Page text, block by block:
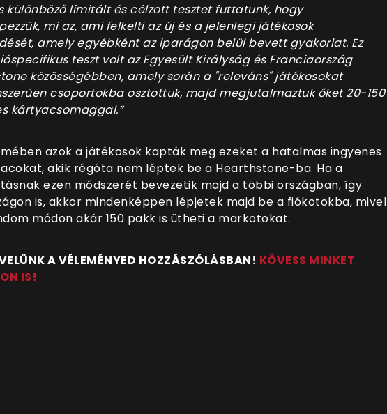
különböző limitált és célzott tesztet futtatunk, hogy
mi az, ami felkelti az új és a jelenlegi játékosok
amely egyébként az iparágon belül bevett gyakorlat. Ez
teszt volt az Egyesült Királyság és Franciaország
közösségébben, amely során a "releváns" játékosokat
csoportokba osztottuk, majd megjutalmaztuk őket 20-150
kártyacsomaggal.”
azok a játékosok kapták meg ezeket a hatalmas ingyenes
akik régóta nem léptek be a Hearthstone-ba. Ha a
ezen módszerét bevezetik majd a többi országban, így
is, akkor mindenképpen lépjetek majd be a fiókotokba, mivel
módon akár 150 pakk is ütheti a markotokat.
A VÉLEMÉNYED HOZZÁSZÓLÁSBAN! KÖVESS MINKET
IS!